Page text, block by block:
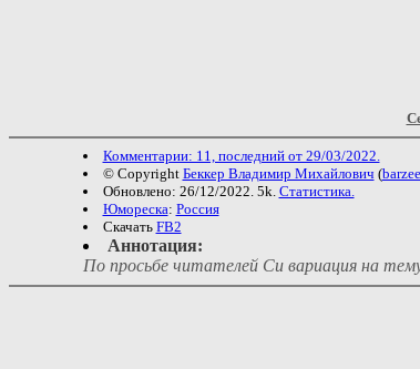
Комментарии: 11, последний от 29/03/2022.
© Copyright Беккер Владимир Михайлович (
Обновлено: 26/12/2022. 5k. Статистика.
Юмореска: Россия
Скачать FB2
Аннотация:
По просьбе читателей Си вариация на